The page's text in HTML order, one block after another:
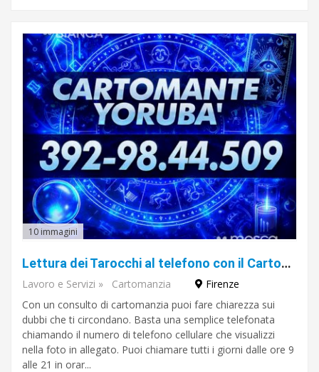
10 immagini
Lettura dei Tarocchi al telefono con il Cartomante Yorubà!
Lavoro e Servizi » Cartomanzia
Firenze
Con un consulto di cartomanzia puoi fare chiarezza sui
dubbi che ti circondano. Basta una semplice telefonata
chiamando il numero di telefono cellulare che visualizzi
nella foto in allegato. Puoi chiamare tutti i giorni dalle ore 9
alle 21 in orar...